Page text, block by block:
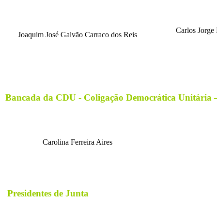
Joaquim José Galvão Carraco dos Reis
Carlos Jorge
Bancada da CDU - Coligação Democrática Unitária
Carolina Ferreira Aires
Presidentes de Junta